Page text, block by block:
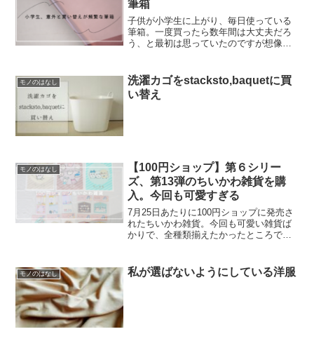
筆箱
子供が小学生に上がり、毎日使っている
筆箱。一度買ったら数年間は大丈夫だろ
う、と最初は思っていたのですが想像を
準備した筆箱は、こちらの記事でもご紹
介しています。半透明...
モノのはなし
洗濯カゴをstacksto,baquetに買
い替え
モノのはなし
【100円ショップ】第６シリー
ズ、第13弾のちいかわ雑貨を購
入。今回も可愛すぎる
7月25日あたりに100円ショップに発売さ
れたちいかわ雑貨。今回も可愛い雑貨ば
かりで、全種類揃えたかったところです
無事に購入できました。第１３弾ちいか
わ雑貨今回の第１３...
モノのはなし 私が選ばないようにしている洋服